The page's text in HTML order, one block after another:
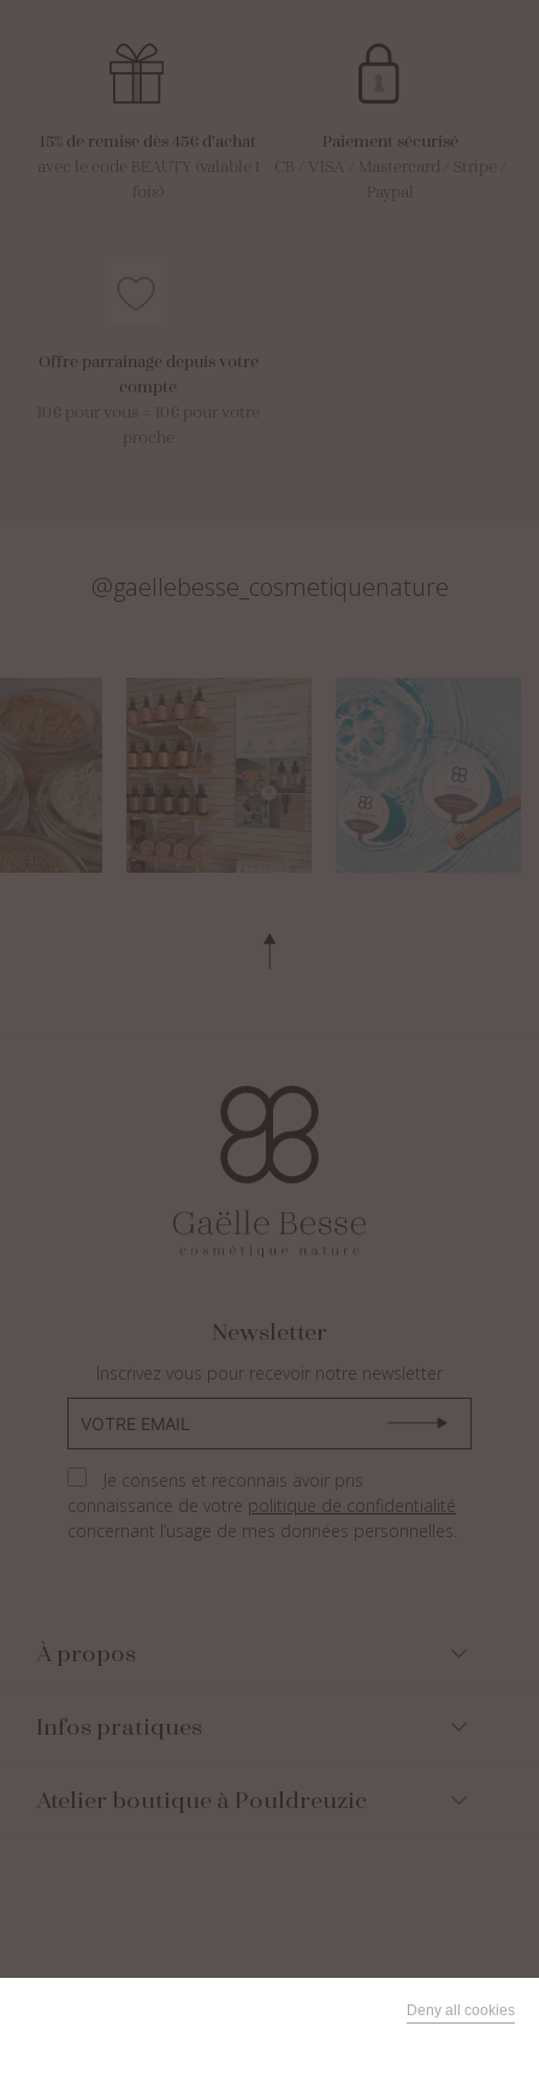
15% de remise dès 45€ d’achat
avec le code BEAUTY (valable 1
fois)
Paiement sécurisé
CB / VISA / Mastercard / Stripe /
Paypal
Offre parrainage depuis votre
compte
10€ pour vous = 10€ pour votre
proche
@gaellebesse_cosmetiquenature
Newsletter
Inscrivez vous pour recevoir notre newsletter
Je consens et reconnais avoir pris
connaissance de votre politique de confidentialité
concernant l’usage de mes données personnelles.
À propos
Infos pratiques
Atelier boutique à Pouldreuzic
Deny all cookies